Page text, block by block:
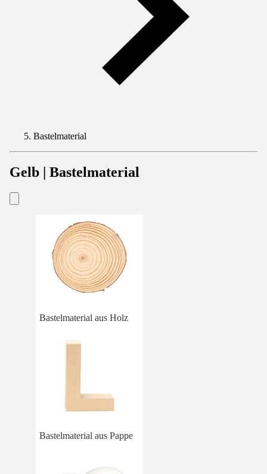
Bastelmaterial
Gelb | Bastelmaterial
Bastelmaterial aus Holz
Bastelmaterial aus Pappe